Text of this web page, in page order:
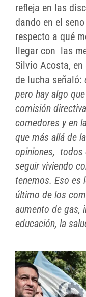
refleja en las
dando en el
respecto a qué
llegar con las
Silvio Acosta,
de lucha señaló:
pero hay algo
comisión
comedores y en
que más allá de
opiniones, todos
seguir viviendo
tenemos. Eso es
último de los
aumento de gas,
educación, la